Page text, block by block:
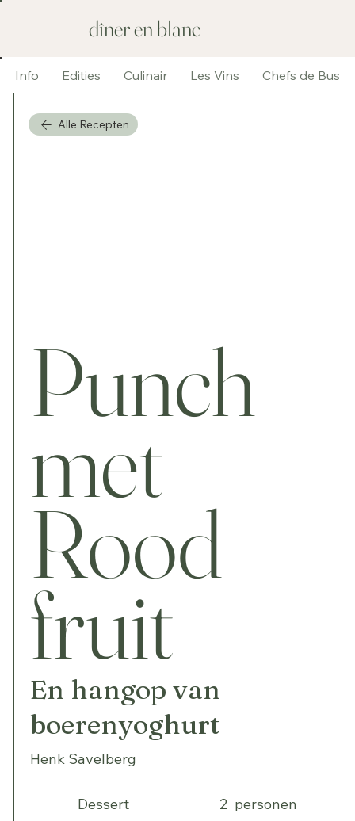
dîner en blanc
Info Edities Culinair Les Vins Chefs de Bus
Alle Recepten
Punch
met
Rood
fruit
En hangop van
boerenyoghurt
Henk Savelberg
Dessert 2 personen